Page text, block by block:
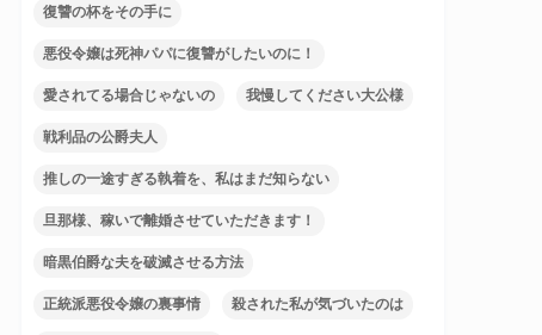
復讐の杯をその手に
悪役令嬢は死神パパに復讐がしたいのに！
愛されてる場合じゃないの 我慢してください大公様
戦利品の公爵夫人
推しの一途すぎる執着を、私はまだ知らない
旦那様、稼いで離婚させていただきます！
暗黒伯爵な夫を破滅させる方法
正統派悪役令嬢の裏事情 殺された私が気づいたのは